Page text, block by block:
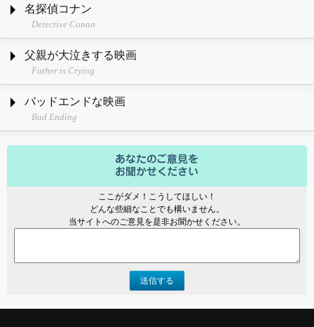
名探偵コナン
Detective Conan
父親が大泣きする映画
Father is Crying
バッドエンドな映画
Bad Ending
ここがダメ！こうしてほしい！
どんな些細なことでも構いません。
当サイトへのご意見を是非お聞かせください。
送信する